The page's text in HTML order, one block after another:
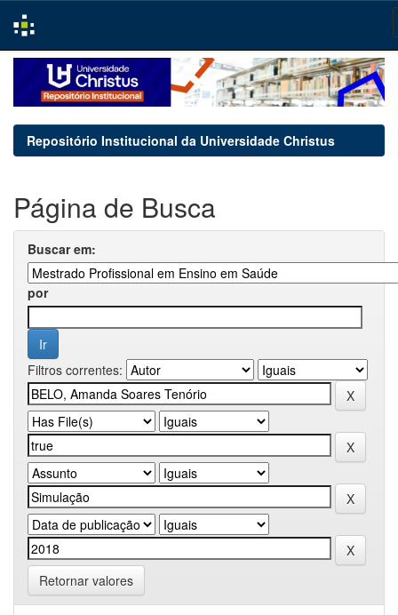
navigation
Repositório Institucional da Universidade Christus
Página de Busca
Buscar em:
por
Filtros correntes:
Retornar valores